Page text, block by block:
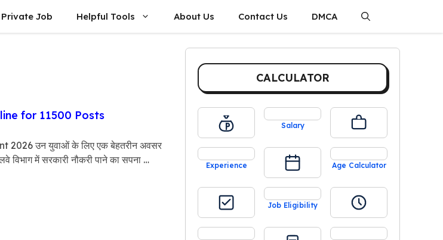
Private Job Helpful Tools About Us Contact Us DMCA
for 11500 Posts
2026 उन युवाओं के लिए एक बेहतरीन अवसर
में सरकारी नौकरी पाने का सपना …
CALCULATOR
Salary
Experience Age Calculator
Job Eligibility